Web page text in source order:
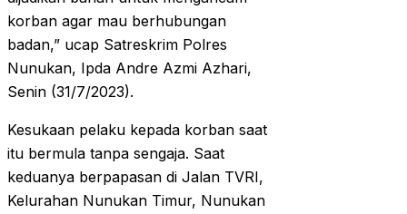
korban agar mau berhubungan
badan,” ucap Satreskrim Polres
Nunukan, Ipda Andre Azmi Azhari,
Senin (31/7/2023).
Kesukaan pelaku kepada korban saat
itu bermula tanpa sengaja. Saat
keduanya berpapasan di Jalan TVRI,
Kelurahan Nunukan Timur, Nunukan